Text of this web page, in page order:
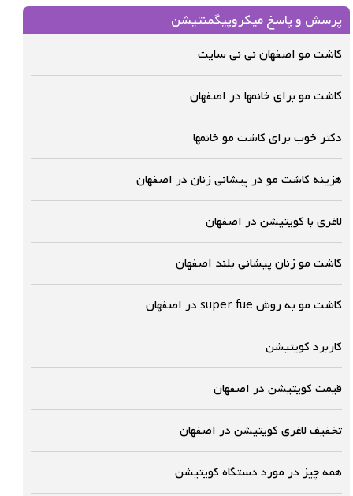
پرسش و پاسخ میکروپیگمنتیشن
کاشت مو اصفهان نی نی سایت
کاشت مو برای خانمها در اصفهان
دکتر خوب برای کاشت مو خانمها
هزینه کاشت مو در پیشانی زنان در اصفهان
لاغری با کویتیشن در اصفهان
کاشت مو زنان پیشانی بلند اصفهان
کاشت مو به روش super fue در اصفهان
کاربرد کویتیشن
قیمت کویتیشن در اصفهان
تخفیف لاغری کویتیشن در اصفهان
همه چیز در مورد دستگاه کویتیشن